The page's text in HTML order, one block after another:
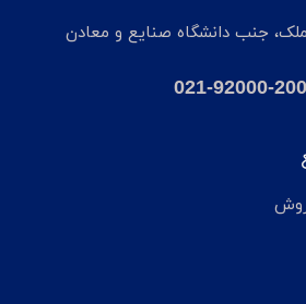
جنب دانشگاه صنایع و معادن
021-92000-200